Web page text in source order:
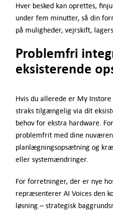
Hver besked kan oprettes,
under fem minutter, så din
på muligheder, vejrskift,
Problemfri
eksisterende
Hvis du allerede er My Instore
straks tilgængelig via dit
behov for ekstra hardware.
problemfrit med dine
planlægningsopsætning og
eller systemændringer.
For forretninger, der er nye
repræsenterer AI Voices den
løsning – strategisk